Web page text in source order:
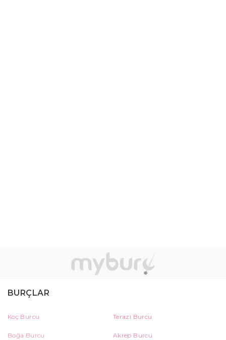
BURÇLAR
Koç Burcu Terazi Burcu
Boğa Burcu Akrep Burcu